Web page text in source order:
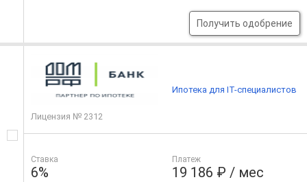
Получить одобрение
Лицензия № 2312
Ставка
6%
Платеж
19 186 ₽ / мес
Ипотека для IT-специалистов